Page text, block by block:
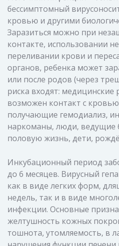
бессимптомный
кровью и другими
Заразиться можно при
контакте, использовании
переливании крови и
органов, ребенка может
или после родов (через
риска входят: медицинские
возможен контакт с
получающие гемодиализ,
наркоманы, люди, ведущие
половую жизнь, дети,
Инкубационный период
до 6 месяцев. Вирусный
как в виде легких форм,
недель, так и в виде
инфекции. Основные
желтушность кожных
тошнота, утомляемость, в